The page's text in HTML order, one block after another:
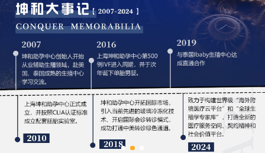
三代试管婴儿
第三方辅助生殖
私人定制
冻卵/冻精